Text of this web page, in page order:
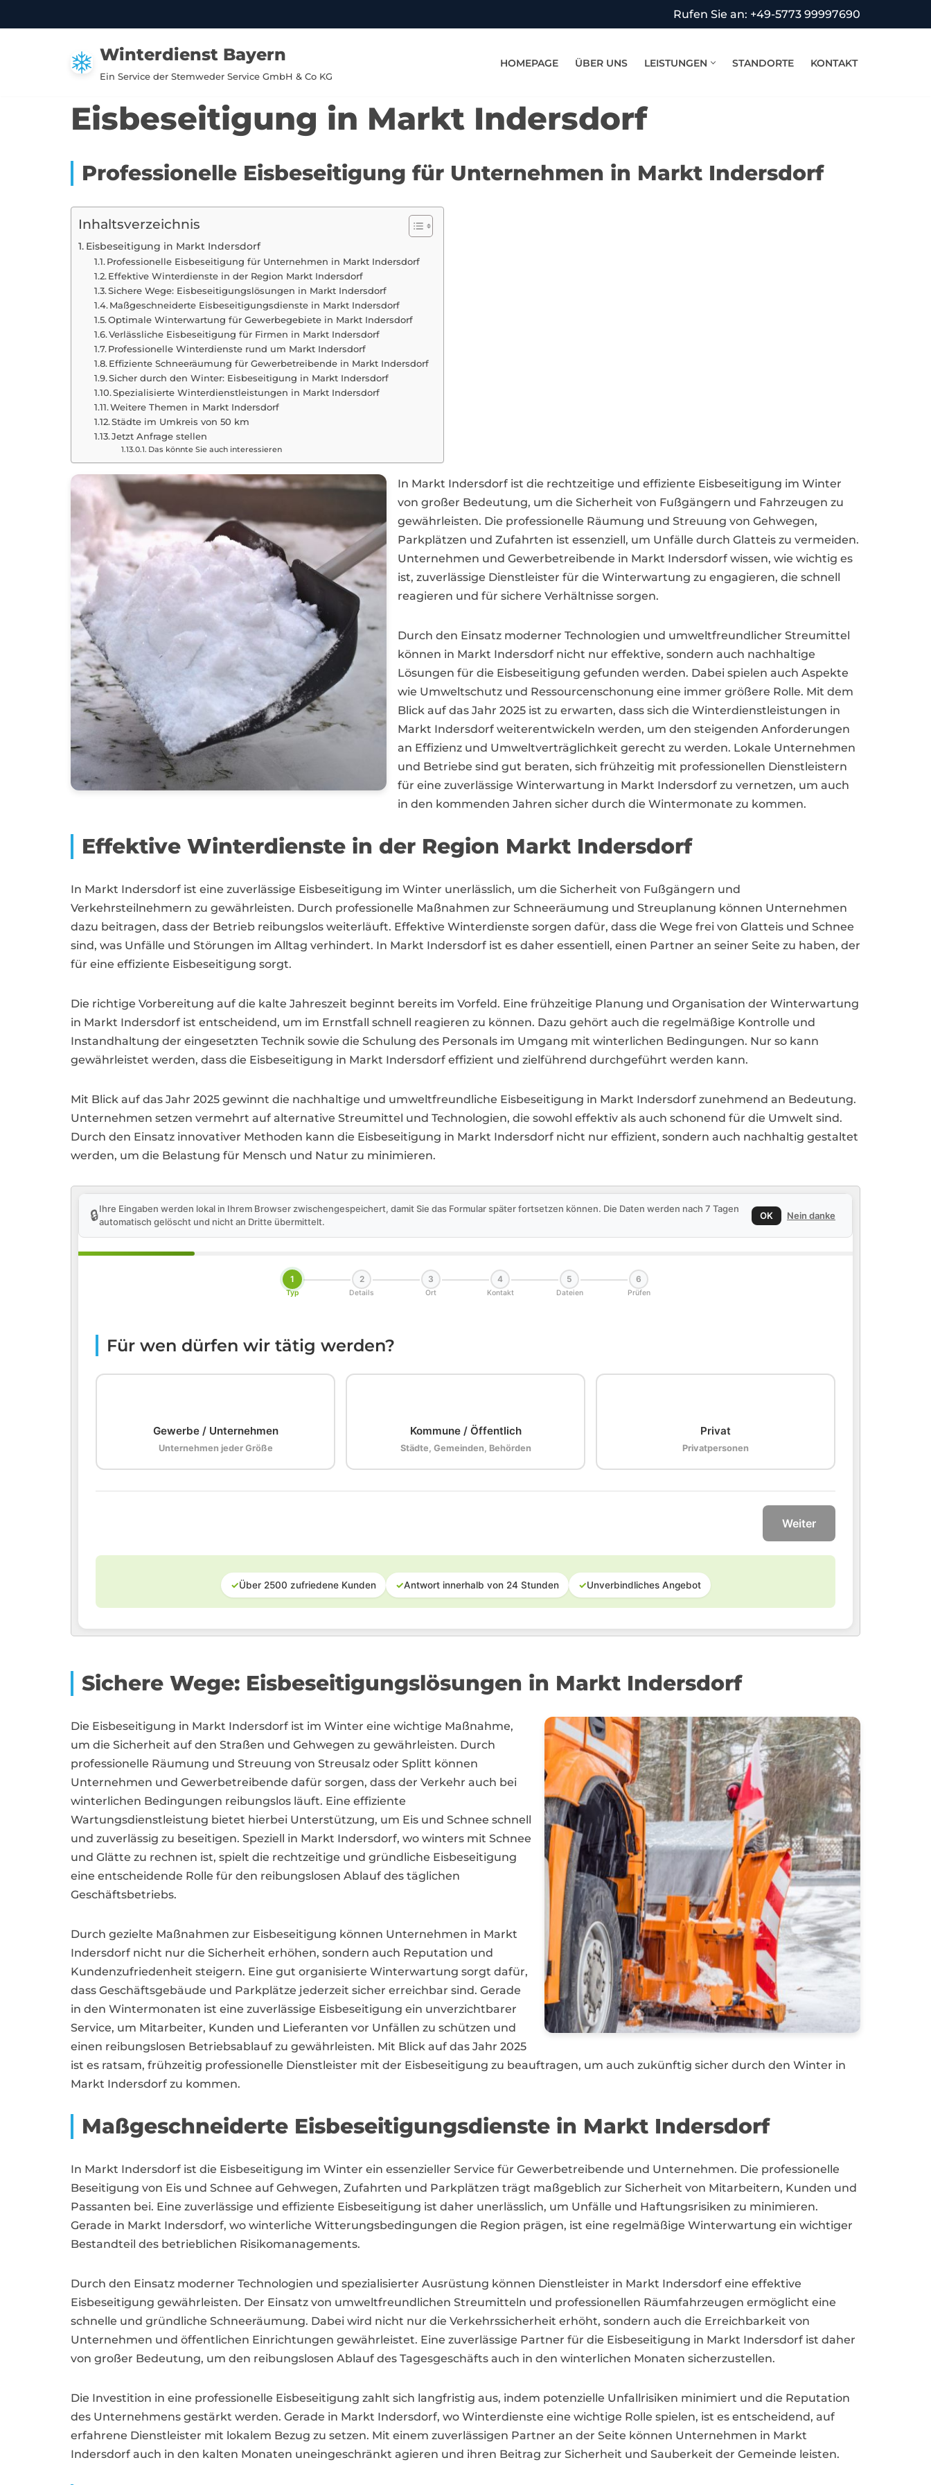
Rufen Sie an: +49-5773 99997690
Winterdienst Bayern
Ein Service der Stemweder Service GmbH & Co KG
HOMEPAGE ÜBER UNS LEISTUNGEN STANDORTE KONTAKT
Eisbeseitigung in Markt Indersdorf
Professionelle Eisbeseitigung für Unternehmen in Markt Indersdorf
Inhaltsverzeichnis
Eisbeseitigung in Markt Indersdorf
Professionelle Eisbeseitigung für Unternehmen in Markt Indersdorf
Effektive Winterdienste in der Region Markt Indersdorf
Sichere Wege: Eisbeseitigungslösungen in Markt Indersdorf
Maßgeschneiderte Eisbeseitigungsdienste in Markt Indersdorf
Optimale Winterwartung für Gewerbegebiete in Markt Indersdorf
Verlässliche Eisbeseitigung für Firmen in Markt Indersdorf
Professionelle Winterdienste rund um Markt Indersdorf
Effiziente Schneeräumung für Gewerbetreibende in Markt Indersdorf
Sicher durch den Winter: Eisbeseitigung in Markt Indersdorf
Spezialisierte Winterdienstleistungen in Markt Indersdorf
Weitere Themen in Markt Indersdorf
Städte im Umkreis von 50 km
Jetzt Anfrage stellen
Das könnte Sie auch interessieren
In Markt Indersdorf ist die rechtzeitige und effiziente Eisbeseitigung im Winter
von großer Bedeutung, um die Sicherheit von Fußgängern und Fahrzeugen zu
gewährleisten. Die professionelle Räumung und Streuung von Gehwegen,
Parkplätzen und Zufahrten ist essenziell, um Unfälle durch Glatteis zu vermeiden.
Unternehmen und Gewerbetreibende in Markt Indersdorf wissen, wie wichtig es
ist, zuverlässige Dienstleister für die Winterwartung zu engagieren, die schnell
reagieren und für sichere Verhältnisse sorgen.
Durch den Einsatz moderner Technologien und umweltfreundlicher Streumittel
können in Markt Indersdorf nicht nur effektive, sondern auch nachhaltige
Lösungen für die Eisbeseitigung gefunden werden. Dabei spielen auch Aspekte
wie Umweltschutz und Ressourcenschonung eine immer größere Rolle. Mit dem
Blick auf das Jahr 2025 ist zu erwarten, dass sich die Winterdienstleistungen in
Markt Indersdorf weiterentwickeln werden, um den steigenden Anforderungen
an Effizienz und Umweltverträglichkeit gerecht zu werden. Lokale Unternehmen
und Betriebe sind gut beraten, sich frühzeitig mit professionellen Dienstleistern
für eine zuverlässige Winterwartung in Markt Indersdorf zu vernetzen, um auch
in den kommenden Jahren sicher durch die Wintermonate zu kommen.
Effektive Winterdienste in der Region Markt Indersdorf
In Markt Indersdorf ist eine zuverlässige Eisbeseitigung im Winter unerlässlich, um die Sicherheit von Fußgängern und
Verkehrsteilnehmern zu gewährleisten. Durch professionelle Maßnahmen zur Schneeräumung und Streuplanung können Unternehmen
dazu beitragen, dass der Betrieb reibungslos weiterläuft. Effektive Winterdienste sorgen dafür, dass die Wege frei von Glatteis und Schnee
sind, was Unfälle und Störungen im Alltag verhindert. In Markt Indersdorf ist es daher essentiell, einen Partner an seiner Seite zu haben, der
für eine effiziente Eisbeseitigung sorgt.
Die richtige Vorbereitung auf die kalte Jahreszeit beginnt bereits im Vorfeld. Eine frühzeitige Planung und Organisation der Winterwartung
in Markt Indersdorf ist entscheidend, um im Ernstfall schnell reagieren zu können. Dazu gehört auch die regelmäßige Kontrolle und
Instandhaltung der eingesetzten Technik sowie die Schulung des Personals im Umgang mit winterlichen Bedingungen. Nur so kann
gewährleistet werden, dass die Eisbeseitigung in Markt Indersdorf effizient und zielführend durchgeführt werden kann.
Mit Blick auf das Jahr 2025 gewinnt die nachhaltige und umweltfreundliche Eisbeseitigung in Markt Indersdorf zunehmend an Bedeutung.
Unternehmen setzen vermehrt auf alternative Streumittel und Technologien, die sowohl effektiv als auch schonend für die Umwelt sind.
Durch den Einsatz innovativer Methoden kann die Eisbeseitigung in Markt Indersdorf nicht nur effizient, sondern auch nachhaltig gestaltet
werden, um die Belastung für Mensch und Natur zu minimieren.
🔒Ihre Eingaben werden lokal in Ihrem Browser zwischengespeichert, damit Sie das Formular später fortsetzen können. Die Daten werden nach 7 Tagen
automatisch gelöscht und nicht an Dritte übermittelt.
OK Nein danke
1
Typ
2
Details
3
Ort
4
Kontakt
5
Dateien
6
Prüfen
Für wen dürfen wir tätig werden?
Gewerbe / Unternehmen
Unternehmen jeder Größe
Kommune / Öffentlich
Städte, Gemeinden, Behörden
Privat
Privatpersonen
Weiter
✓Über 2500 zufriedene Kunden ✓Antwort innerhalb von 24 Stunden ✓Unverbindliches Angebot
Sichere Wege: Eisbeseitigungslösungen in Markt Indersdorf
Die Eisbeseitigung in Markt Indersdorf ist im Winter eine wichtige Maßnahme,
um die Sicherheit auf den Straßen und Gehwegen zu gewährleisten. Durch
professionelle Räumung und Streuung von Streusalz oder Splitt können
Unternehmen und Gewerbetreibende dafür sorgen, dass der Verkehr auch bei
winterlichen Bedingungen reibungslos läuft. Eine effiziente
Wartungsdienstleistung bietet hierbei Unterstützung, um Eis und Schnee schnell
und zuverlässig zu beseitigen. Speziell in Markt Indersdorf, wo winters mit Schnee
und Glätte zu rechnen ist, spielt die rechtzeitige und gründliche Eisbeseitigung
eine entscheidende Rolle für den reibungslosen Ablauf des täglichen
Geschäftsbetriebs.
Durch gezielte Maßnahmen zur Eisbeseitigung können Unternehmen in Markt
Indersdorf nicht nur die Sicherheit erhöhen, sondern auch Reputation und
Kundenzufriedenheit steigern. Eine gut organisierte Winterwartung sorgt dafür,
dass Geschäftsgebäude und Parkplätze jederzeit sicher erreichbar sind. Gerade
in den Wintermonaten ist eine zuverlässige Eisbeseitigung ein unverzichtbarer
Service, um Mitarbeiter, Kunden und Lieferanten vor Unfällen zu schützen und
einen reibungslosen Betriebsablauf zu gewährleisten. Mit Blick auf das Jahr 2025
ist es ratsam, frühzeitig professionelle Dienstleister mit der Eisbeseitigung zu beauftragen, um auch zukünftig sicher durch den Winter in
Markt Indersdorf zu kommen.
Maßgeschneiderte Eisbeseitigungsdienste in Markt Indersdorf
In Markt Indersdorf ist die Eisbeseitigung im Winter ein essenzieller Service für Gewerbetreibende und Unternehmen. Die professionelle
Beseitigung von Eis und Schnee auf Gehwegen, Zufahrten und Parkplätzen trägt maßgeblich zur Sicherheit von Mitarbeitern, Kunden und
Passanten bei. Eine zuverlässige und effiziente Eisbeseitigung ist daher unerlässlich, um Unfälle und Haftungsrisiken zu minimieren.
Gerade in Markt Indersdorf, wo winterliche Witterungsbedingungen die Region prägen, ist eine regelmäßige Winterwartung ein wichtiger
Bestandteil des betrieblichen Risikomanagements.
Durch den Einsatz moderner Technologien und spezialisierter Ausrüstung können Dienstleister in Markt Indersdorf eine effektive
Eisbeseitigung gewährleisten. Der Einsatz von umweltfreundlichen Streumitteln und professionellen Räumfahrzeugen ermöglicht eine
schnelle und gründliche Schneeräumung. Dabei wird nicht nur die Verkehrssicherheit erhöht, sondern auch die Erreichbarkeit von
Unternehmen und öffentlichen Einrichtungen gewährleistet. Eine zuverlässige Partner für die Eisbeseitigung in Markt Indersdorf ist daher
von großer Bedeutung, um den reibungslosen Ablauf des Tagesgeschäfts auch in den winterlichen Monaten sicherzustellen.
Die Investition in eine professionelle Eisbeseitigung zahlt sich langfristig aus, indem potenzielle Unfallrisiken minimiert und die Reputation
des Unternehmens gestärkt werden. Gerade in Markt Indersdorf, wo Winterdienste eine wichtige Rolle spielen, ist es entscheidend, auf
erfahrene Dienstleister mit lokalem Bezug zu setzen. Mit einem zuverlässigen Partner an der Seite können Unternehmen in Markt
Indersdorf auch in den kalten Monaten uneingeschränkt agieren und ihren Beitrag zur Sicherheit und Sauberkeit der Gemeinde leisten.